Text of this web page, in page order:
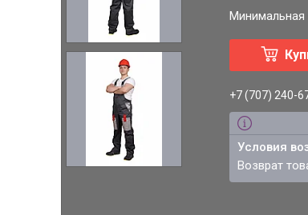
Минимальная
+7 (707) 240-
возврат